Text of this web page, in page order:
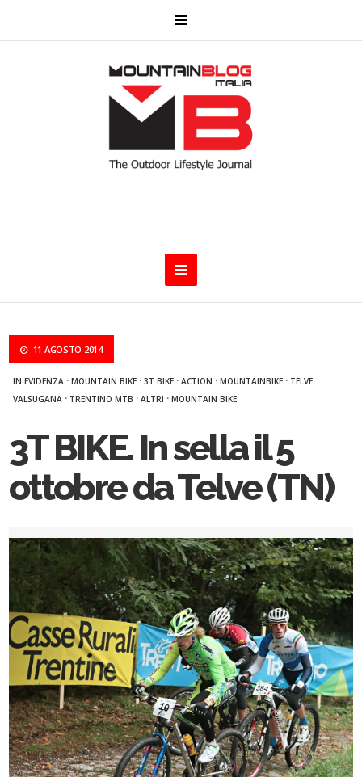
11 AGOSTO 2014
IN EVIDENZA ·MOUNTAIN BIKE ·3T BIKE ·ACTION ·MOUNTAINBIKE · TELVE
VALSUGANA · TRENTINO MTB ·ALTRI ·MOUNTAIN BIKE
3T BIKE. In sella il 5
ottobre da Telve (TN)